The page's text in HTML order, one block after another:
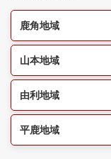
鹿角地域
山本地域
由利地域
平鹿地域